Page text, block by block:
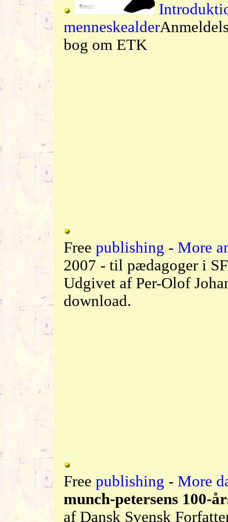
menneskealder
bog om ETK
Free publishing - More
2007 - til pædagoger i
Udgivet af Per-Olof
download.
Free publishing - More
munch-petersens 100-
af Dansk Svensk